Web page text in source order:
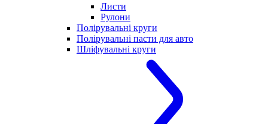
Листи
Рулони
Полірувальні круги
Полірувальні пасти для авто
Шліфувальні круги